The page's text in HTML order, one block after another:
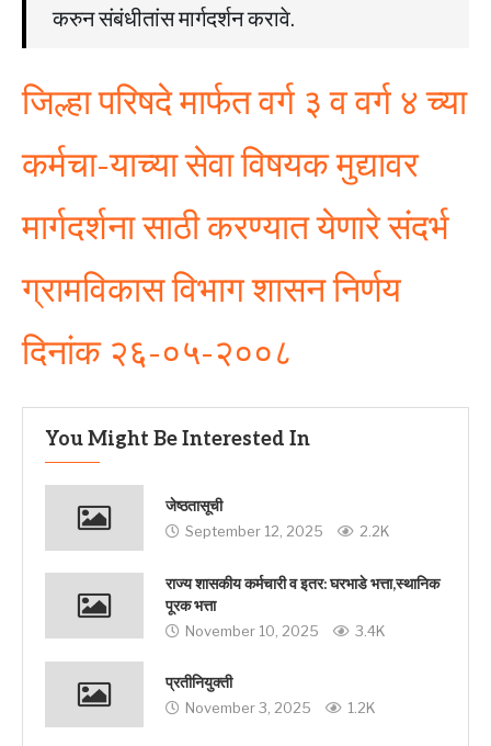
करुन संबंधीतांस मार्गदर्शन करावे.
जिल्हा परिषदे मार्फत वर्ग ३ व वर्ग ४ च्या
कर्मचा-याच्या सेवा विषयक मुद्यावर
मार्गदर्शना साठी करण्यात येणारे संदर्भ
ग्रामविकास विभाग शासन निर्णय
दिनांक २६-०५-२००८
You Might Be Interested In
जेष्ठतासूची
September 12, 2025 2.2K
राज्य शासकीय कर्मचारी व इतर: घरभाडे भत्ता,स्थानिक
पूरक भत्ता
November 10, 2025 3.4K
प्रतीनियुक्ती
November 3, 2025 1.2K